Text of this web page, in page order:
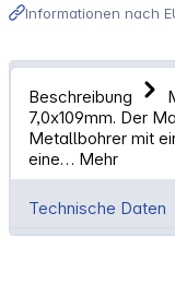
Informationen nach
Beschreibung
7,0x109mm. Der
Metallbohrer mit
eine… Mehr
Technische Daten